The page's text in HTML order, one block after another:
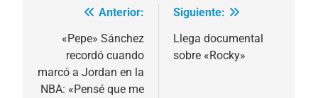
Navegación
entradas
Anterior:
«Pepe» Sánchez
recordó cuando
marcó a Jordan en la
NBA: «Pensé que me
Siguiente:
Llega documental
sobre «Rocky»